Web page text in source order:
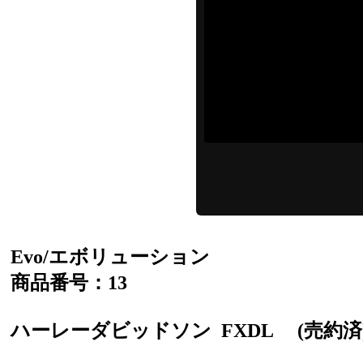
Evo/エボリューション
商品番号：13
ハーレーダビッドソン FXDL (売約